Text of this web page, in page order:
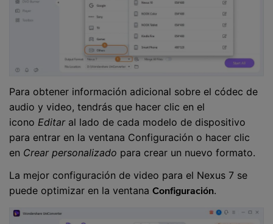
Para obtener información adicional sobre el códec de
audio y video, tendrás que hacer clic en el
icono Editar al lado de cada modelo de dispositivo
para entrar en la ventana Configuración o hacer clic
en Crear personalizado para crear un nuevo formato.
La mejor configuración de video para el Nexus 7 se
puede optimizar en la ventana Configuración.